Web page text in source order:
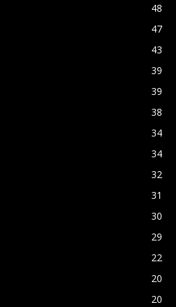
48
47
43
39
39
38
34
34
32
31
30
29
22
20
20